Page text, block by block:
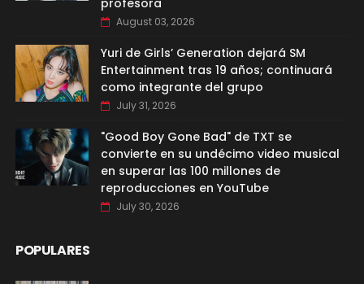
profesora
August 03, 2026
Yuri de Girls’ Generation dejará SM
Entertainment tras 19 años; continuará
como integrante del grupo
July 31, 2026
"Good Boy Gone Bad" de TXT se
convierte en su undécimo video musical
en superar las 100 millones de
reproducciones en YouTube
July 30, 2026
POPULARES